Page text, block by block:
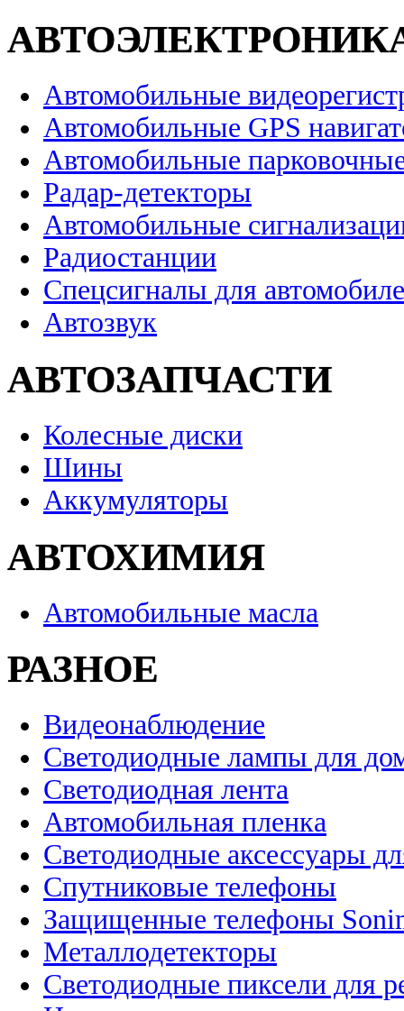
Автомобильные
Автомобильные GPS
Автомобильные
Радар-детекторы
Автомобильные
Радиостанции
Спецсигналы для
Автозвук
АВТОЗАПЧАСТИ
Колесные диски
Шины
Аккумуляторы
АВТОХИМИЯ
Автомобильные масла
РАЗНОЕ
Видеонаблюдение
Светодиодные лампы для
Светодиодная лента
Автомобильная пленка
Светодиодные аксессуары
Спутниковые телефоны
Защищенные телефоны
Металлодетекторы
Светодиодные пиксели для